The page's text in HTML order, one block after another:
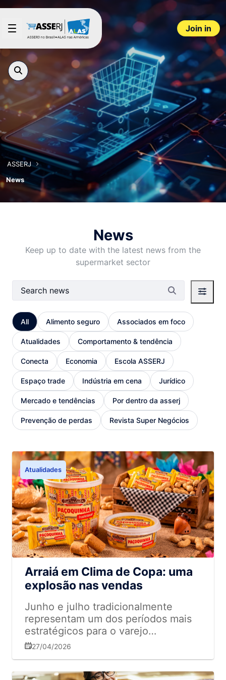
Skip to Main Content
Join in
ASSERJ
News
News
Keep up to date with the latest news from the
supermarket sector
Search Bar
All Alimento seguro Associados em foco
Atualidades Comportamento & tendência
Conecta Economia Escola ASSERJ
Espaço trade Indústria em cena Jurídico
Mercado e tendências Por dentro da asserj
Prevenção de perdas Revista Super Negócios
Atualidades
Arraiá em Clima de Copa: uma
explosão nas vendas
Junho e julho tradicionalmente
representam um dos períodos mais
estratégicos para o varejo
supermercadista, impulsionados pela
27/04/2026